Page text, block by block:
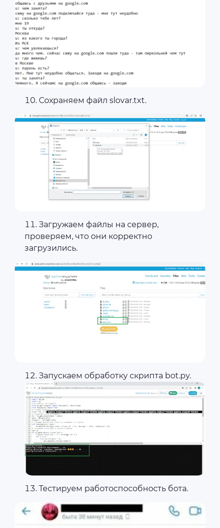
Сохраняем файл slovar.txt.
Загружаем файлы на сервер,
проверяем, что они корректно
загрузились.
Запускаем обработку скрипта bot.py.
Тестируем работоспособность бота.